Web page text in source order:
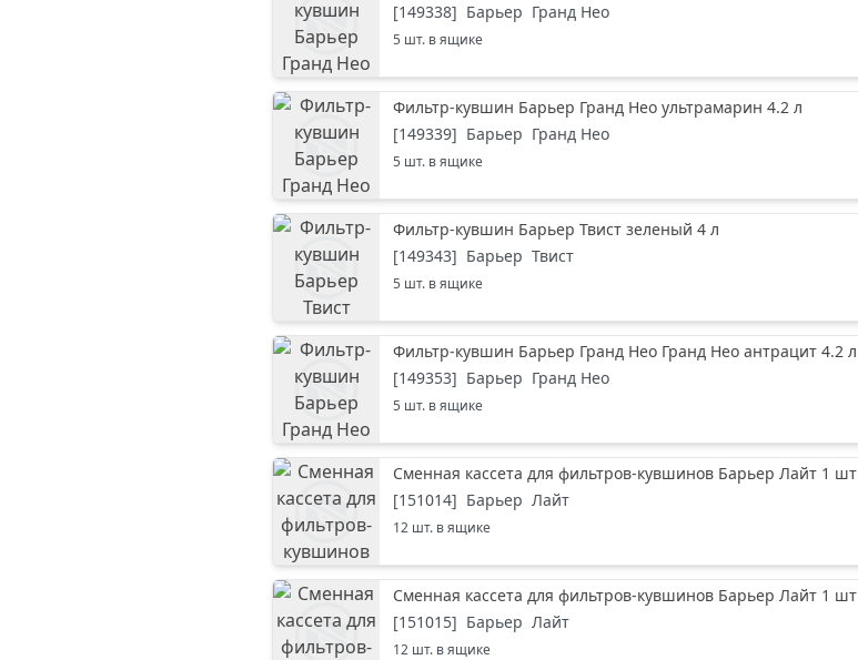
[149338] Барьер Гранд Нео
5 шт. в ящике
Фильтр-кувшин Барьер Гранд Нео ультрамарин 4.2 л
[149339] Барьер Гранд Нео
5 шт. в ящике
Фильтр-кувшин Барьер Твист зеленый 4 л
[149343] Барьер Твист
5 шт. в ящике
Фильтр-кувшин Барьер Гранд Нео Гранд Нео антрацит 4.2 л
[149353] Барьер Гранд Нео
5 шт. в ящике
Сменная кассета для фильтров-кувшинов Барьер Лайт 1 шт
[151014] Барьер Лайт
12 шт. в ящике
Сменная кассета для фильтров-кувшинов Барьер Лайт 1 шт
[151015] Барьер Лайт
12 шт. в ящике